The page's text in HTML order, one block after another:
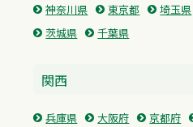
神奈川県 東京都 埼玉県
茨城県
千葉県
関西
兵庫県 大阪府 京都府